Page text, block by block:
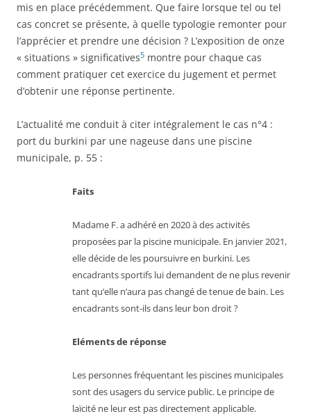
mis en place précédemment. Que faire lorsque tel ou tel
cas concret se présente, à quelle typologie remonter pour
l’apprécier et prendre une décision ? L’exposition de onze
« situations » significatives5 montre pour chaque cas
comment pratiquer cet exercice du jugement et permet
d’obtenir une réponse pertinente.
L’actualité me conduit à citer intégralement le cas n°4 :
port du burkini par une nageuse dans une piscine
municipale, p. 55 :
Faits
Madame F. a adhéré en 2020 à des activités
proposées par la piscine municipale. En janvier 2021,
elle décide de les poursuivre en burkini. Les
encadrants sportifs lui demandent de ne plus revenir
tant qu’elle n’aura pas changé de tenue de bain. Les
encadrants sont-ils dans leur bon droit ?
Eléments de réponse
Les personnes fréquentant les piscines municipales
sont des usagers du service public. Le principe de
laïcité ne leur est pas directement applicable.